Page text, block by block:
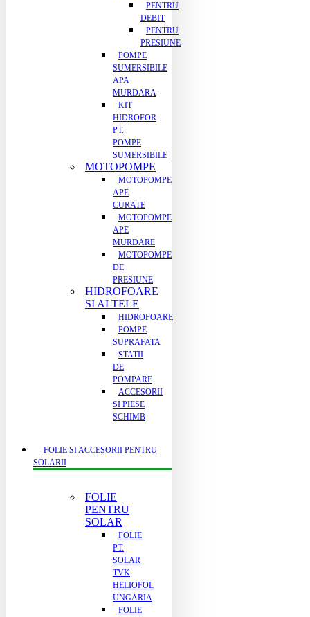
PENTRU
DEBIT
PENTRU
PRESIUNE
POMPE
SUMERSIBILE
APA
MURDARA
KIT
HIDROFOR
PT.
POMPE
SUMERSIBILE
MOTOPOMPE
MOTOPOMPE
APE
CURATE
MOTOPOMPE
APE
MURDARE
MOTOPOMPE
DE
PRESIUNE
HIDROFOARE
SI ALTELE
HIDROFOARE
POMPE
SUPRAFATA
STATII
DE
POMPARE
ACCESORII
SI PIESE
SCHIMB
FOLIE SI ACCESORII PENTRU
SOLARII
FOLIE
PENTRU
SOLAR
FOLIE
PT.
SOLAR
TVK
HELIOFOL
UNGARIA
FOLIE